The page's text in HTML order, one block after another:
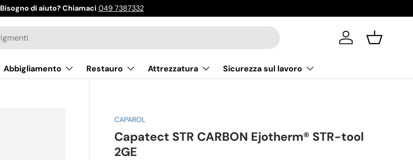
Bisogno di aiuto? Chiamaci 049 7387332
AccediCestino
Abbigliamento Restauro Attrezzatura Sicurezza sul lavoro
CAPAROL
Capatect STR CARBON Ejotherm® STR-tool
2GE